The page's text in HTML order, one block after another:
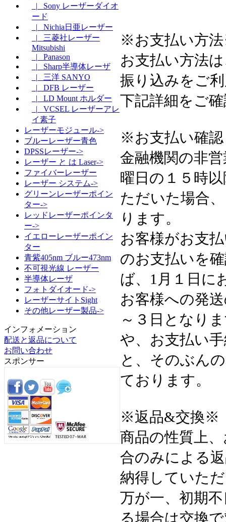
|_ Sony レーザーダイオ
ード
|_ Nichia日亜レーザー
|_ 三菱社レーザー
Mitsubishi
|_ Panason
|_ Sharp半導体レーザ
|_ 三洋 SANYO
|_ DFB レーザー
|_ LD Mount ホルダー
|_ VCSEL レーザーアレ
イ素子
レーザーモジュール->
ブルーレーザー青色
DPSSレーザー->
レーザー と は Laser->
ファイバーレーザー
レーザー システム->
グリーンレーザーポイン
ター->
レッドレーザーポインタ
ー->
イエローレーザーポイン
ター
青紫405nm ブルー473nm
不可視光線 レーザー
半導体レーザ
フォトダイオード->
レーザーサイトSight
その他レーザー製品->
インフォメーション
配送と返品について
お問い合わせ
スポンサー
※お支払い方
お支払い方法
振り込みをご
下記詳細をご
※お支払い確
金融機関の非
曜日の１５時
ただいた場合
ります。
お客様がお支
のお支払いを
ば、1月１日に
お客様への発
～３日となり
や、お支払い
と、そのぶん
ております。
※返品&交換※
商品の性質上
合のみによる
納得していた
万が一、初期
る場合は交換